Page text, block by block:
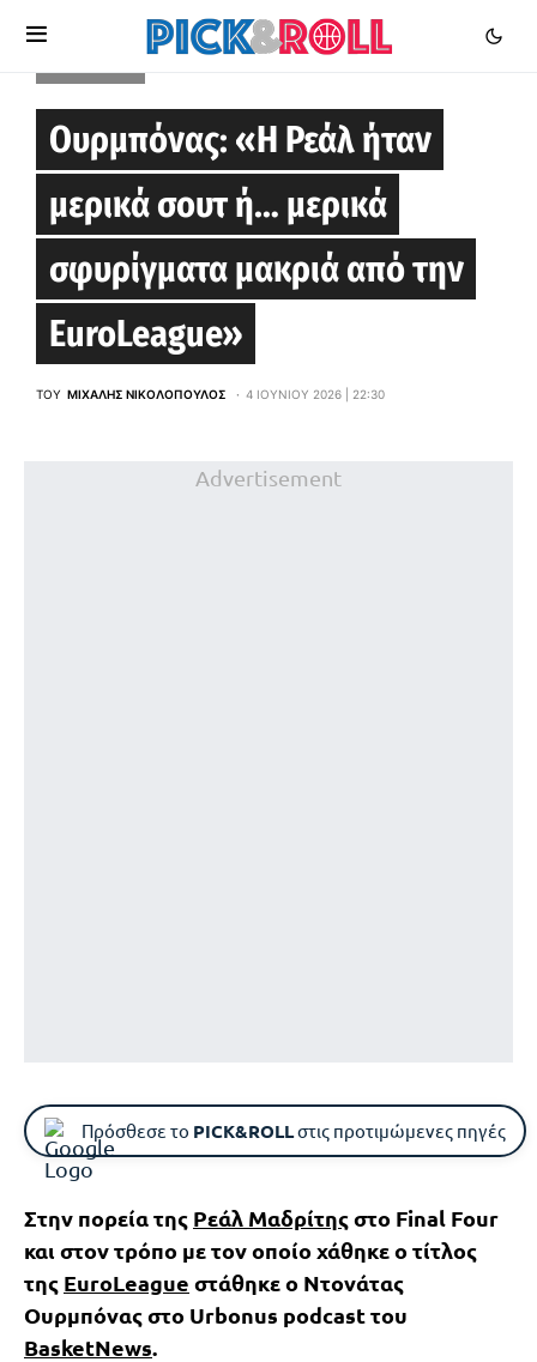
Ουρμπόνας: «Η Ρεάλ ήταν
μερικά σουτ ή… μερικά
σφυρίγματα μακριά από την
EuroLeague»
ΤΟΥ ΜΙΧΆΛΗΣ ΝΙΚΟΛΌΠΟΥΛΟΣ 4 ΙΟΥΝΊΟΥ 2026 | 22:30
Advertisement
Πρόσθεσε το PICK&ROLLστις προτιμώμενες πηγές
Στην πορεία της Ρεάλ Μαδρίτηςστο Final Four
και στον τρόπο με τον οποίο χάθηκε ο τίτλος
της EuroLeague στάθηκε ο Ντονάτας
Ουρμπόνας στο Urbonus podcast του
BasketNews.